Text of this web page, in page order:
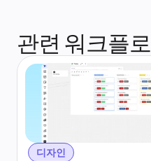
관련 워크플로
디자인